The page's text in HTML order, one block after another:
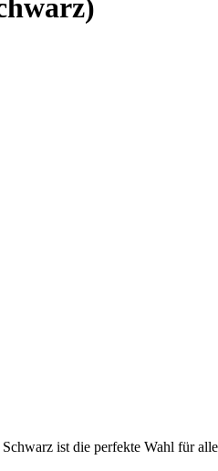
Schwarz ist die perfekte Wahl für